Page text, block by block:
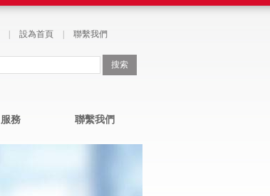
設為首頁 聯繫我們
服務 聯繫我們